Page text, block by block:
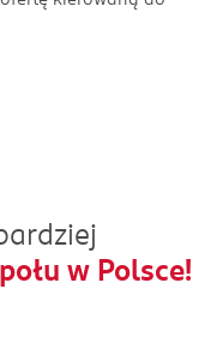
w Polsce!